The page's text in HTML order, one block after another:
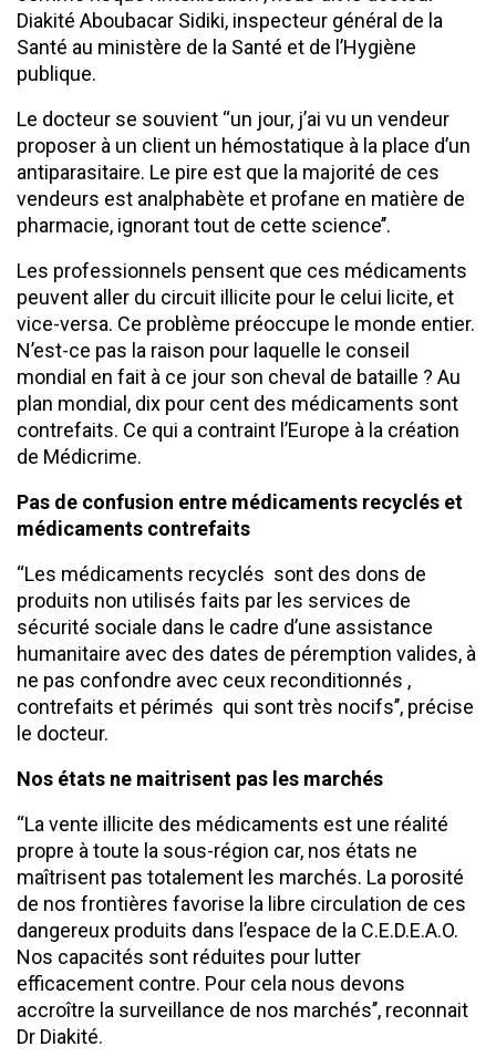
Diakité Aboubacar Sidiki, inspecteur général de la
Santé au ministère de la Santé et de l’Hygiène
publique.
Le docteur se souvient ‘‘un jour, j’ai vu un vendeur
proposer à un client un hémostatique à la place d’un
antiparasitaire. Le pire est que la majorité de ces
vendeurs est analphabète et profane en matière de
pharmacie, ignorant tout de cette science’’.
Les professionnels pensent que ces médicaments
peuvent aller du circuit illicite pour le celui licite, et
vice-versa. Ce problème préoccupe le monde entier.
N’est-ce pas la raison pour laquelle le conseil
mondial en fait à ce jour son cheval de bataille ? Au
plan mondial, dix pour cent des médicaments sont
contrefaits. Ce qui a contraint l’Europe à la création
de Médicrime.
Pas de confusion entre médicaments recyclés et
médicaments contrefaits
‘‘Les médicaments recyclés sont des dons de
produits non utilisés faits par les services de
sécurité sociale dans le cadre d’une assistance
humanitaire avec des dates de péremption valides, à
ne pas confondre avec ceux reconditionnés ,
contrefaits et périmés qui sont très nocifs’’, précise
le docteur.
Nos états ne maitrisent pas les marchés
‘‘La vente illicite des médicaments est une réalité
propre à toute la sous-région car, nos états ne
maîtrisent pas totalement les marchés. La porosité
de nos frontières favorise la libre circulation de ces
dangereux produits dans l’espace de la C.E.D.E.A.O.
Nos capacités sont réduites pour lutter
efficacement contre. Pour cela nous devons
accroître la surveillance de nos marchés’’, reconnait
Dr Diakité.